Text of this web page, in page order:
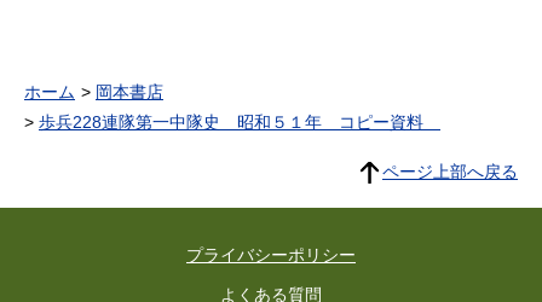
ホーム
岡本書店
歩兵228連隊第一中隊史 昭和５１年 コピー資料
ページ上部へ戻る
プライバシーポリシー
よくある質問